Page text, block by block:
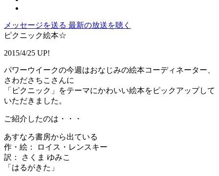
メッセージを送る 最新の放送を聴く
ピクニック絵本☆
2015/4/25 UP!
パワーウイークの今週はおなじみの絵本コーディネーター、
さわださちこさんに
「ピクニック」をテーマにかわいい絵本をピックアップして
いただきました。
ご紹介したのは・・・
あすなろ書房から出ている
作・絵： ロイス・レンスキー
訳： さくま ゆみこ
「はるがきた」